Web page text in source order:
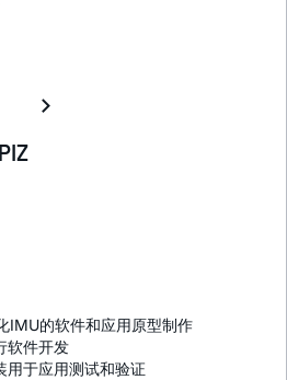
IMU的软件和应用原型制作
软件开发
用于应用测试和验证